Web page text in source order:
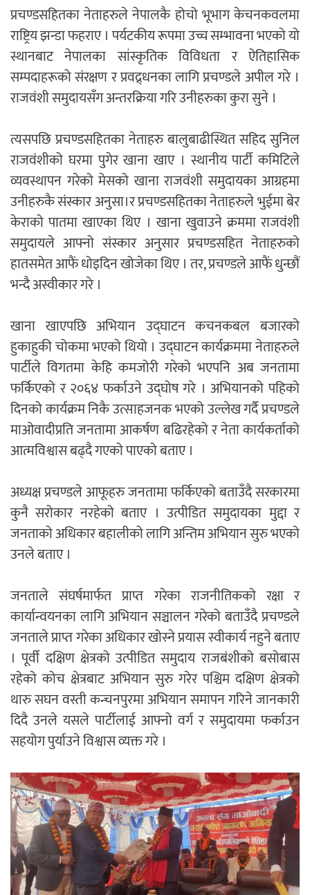
प्रचण्डसहितका नेताहरुले नेपालकै होचो भूभाग केचनकवलमा
राष्ट्रिय झन्डा फहराए । पर्यटकीय रूपमा उच्च सम्भावना भएको यो
स्थानबाट नेपालका सांस्कृतिक विविधता र ऐतिहासिक
सम्पदाहरूको संरक्षण र प्रवद्र्धनका लागि प्रचण्डले अपील गरे ।
राजवंशी समुदायसँग अन्तरक्रिया गरि उनीहरुका कुरा सुने ।
त्यसपछि प्रचण्डसहितका नेताहरु बालुबाढीस्थित सहिद सुनिल
राजवंशीको घरमा पुगेर खाना खाए । स्थानीय पार्टी कमिटिले
व्यवस्थापन गरेको मेसको खाना राजवंशी समुदायका आग्रहमा
उनीहरुकै संस्कार अनुसा।र प्रचण्डसहितका नेताहरुले भुईमा बेर
केराको पातमा खाएका थिए । खाना खुवाउने क्रममा राजवंशी
समुदायले आफ्नो संस्कार अनुसार प्रचण्डसहित नेताहरुको
हातसमेत आफैं धोइदिन खोजेका थिए । तर, प्रचण्डले आफैं धुन्छौं
भन्दै अस्वीकार गरे ।
खाना खाएपछि अभियान उद्घाटन कचनकबल बजारको
हुकाहुकी चोकमा भएको थियो । उद्घाटन कार्यक्रममा नेताहरुले
पार्टीले विगतमा केहि कमजोरी गरेको भएपनि अब जनतामा
फर्किएको र २०६४ फर्काउने उद्घोष गरे । अभियानको पहिको
दिनको कार्यक्रम निकै उत्साहजनक भएको उल्लेख गर्दै प्रचण्डले
माओवादीप्रति जनतामा आकर्षण बढिरहेको र नेता कार्यकर्ताको
आत्मविश्वास बढ्दै गएको पाएको बताए ।
अध्यक्ष प्रचण्डले आफूहरु जनतामा फर्किएको बताउँदै सरकारमा
कुनै सरोकार नरहेको बताए । उत्पीडित समुदायका मुद्दा र
जनताको अधिकार बहालीको लागि अन्तिम अभियान सुरु भएको
उनले बताए ।
जनताले संघर्षमार्फत प्राप्त गरेका राजनीतिकको रक्षा र
कार्यान्वयनका लागि अभियान सञ्चालन गरेको बताउँदै प्रचण्डले
जनताले प्राप्त गरेका अधिकार खोस्ने प्रयास स्वीकार्य नहुने बताए
। पूर्वी दक्षिण क्षेत्रको उत्पीडित समुदाय राजबंशीको बसोबास
रहेको कोच क्षेत्रबाट अभियान सुरु गरेर पश्चिम दक्षिण क्षेत्रको
थारु सघन वस्ती कन्चनपुरमा अभियान समापन गरिने जानकारी
दिदै उनले यसले पार्टीलाई आफ्नो वर्ग र समुदायमा फर्काउन
सहयोग पुर्याउने विश्वास व्यक्त गरे ।